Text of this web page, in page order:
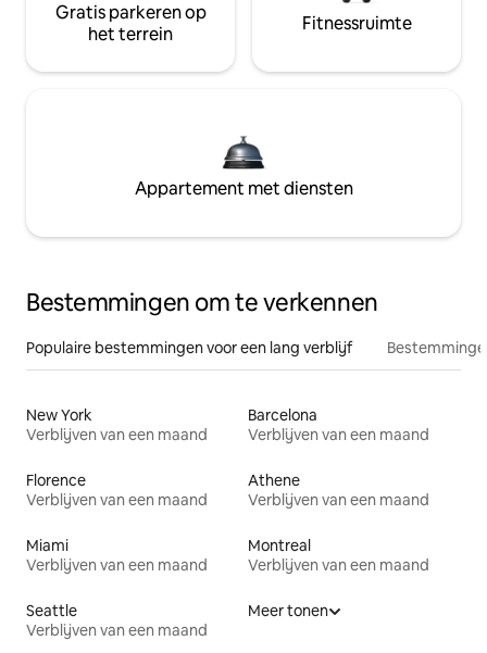
Gratis parkeren op
het terrein
Fitnessruimte
Appartement met diensten
Bestemmingen om te verkennen
Populaire bestemmingen voor een lang verblijf
New York
Verblijven van een maand
Barcelona
Verblijven van een maand
Florence
Verblijven van een maand
Athene
Verblijven van een maand
Miami
Verblijven van een maand
Montreal
Verblijven van een maand
Seattle
Verblijven van een maand
Meer tonen